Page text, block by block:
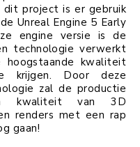
dit project is er gebruik
Unreal Engine 5 Early
engine versie is de
technologie verwerkt
hoogstaande kwaliteit
krijgen. Door deze
zal de productie
kwaliteit van 3D
renders met een rap
gaan!